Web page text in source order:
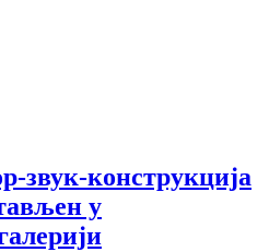
звук-конструкција
у